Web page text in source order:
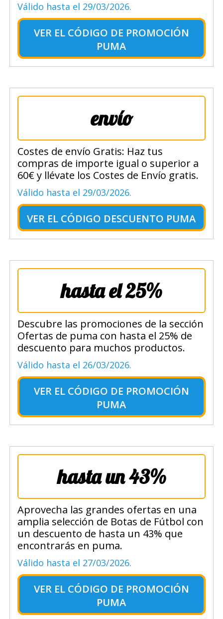
Válido hasta el 29/03/2026.
VER EL CÓDIGO DE PROMOCIÓN
PUMA
envío
Costes de envío Gratis: Haz tus
compras de importe igual o superior a
60€ y llévate los Costes de Envío gratis.
Válido hasta el 29/03/2026.
VER EL CÓDIGO DESCUENTO PUMA
hasta el 25%
Descubre las promociones de la sección
Ofertas de puma con hasta el 25% de
descuento para muchos productos.
Válido hasta el 26/03/2026.
VER EL CÓDIGO DE PROMOCIÓN
PUMA
hasta un 43%
Aprovecha las grandes ofertas en una
amplia selección de Botas de Fútbol con
un descuento de hasta un 43% que
encontrarás en puma.
Válido hasta el 27/03/2026.
VER EL CÓDIGO DE PROMOCIÓN
PUMA